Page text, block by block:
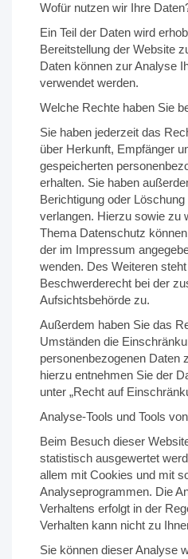
Wofür nutzen wir Ihre
Ein Teil der Daten wird
Bereitstellung der Website
Daten können zur Analyse
verwendet werden.
Welche Rechte haben Sie
Sie haben jederzeit das
über Herkunft, Empfänger
gespeicherten
erhalten. Sie haben
Berichtigung oder
verlangen. Hierzu sowie zu
Thema Datenschutz
der im Impressum
wenden. Des Weiteren
Beschwerderecht bei der
Aufsichtsbehörde zu.
Außerdem haben Sie das
Umständen die
personenbezogenen Daten
hierzu entnehmen Sie der
unter „Recht auf
Analyse-Tools und Tools
Beim Besuch dieser
statistisch ausgewertet
allem mit Cookies und mit
Analyseprogrammen. Die
Verhaltens erfolgt in der
Verhalten kann nicht zu
Sie können dieser Analyse